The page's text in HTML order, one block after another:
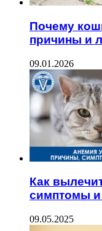
Почему
причины и
09.01.2026
Как
симптомы
09.05.2025